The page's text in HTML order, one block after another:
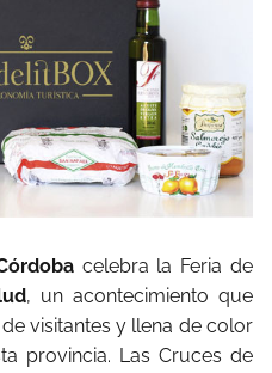
celebra la Feria de
, un acontecimiento que
visitantes y llena de color
provincia. Las Cruces de